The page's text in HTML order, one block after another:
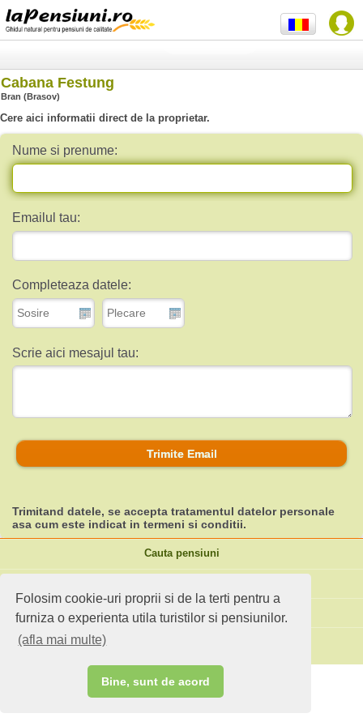
Folosim cookie-uri proprii si de la terti pentru a
furniza o experienta utila turistilor si pensiunilor.
(afla mai multe)
Bine, sunt de acord
Cabana Festung
Bran (Brasov)
Cere aici informatii direct de la proprietar.
Nume si prenume:
Emailul tau:
Completeaza datele:
Scrie aici mesajul tau:
Trimite Email
Trimitand datele, se accepta tratamentul datelor personale
asa cum este indicat in termeni si conditii.
Cauta pensiuni
Site standard
Ai o pensiune sau faci agroturism?